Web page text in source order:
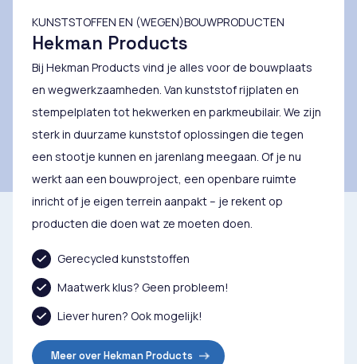
KUNSTSTOFFEN EN (WEGEN)BOUWPRODUCTEN
Hekman Products
Bij Hekman Products vind je alles voor de bouwplaats
en wegwerkzaamheden. Van kunststof rijplaten en
stempelplaten tot hekwerken en parkmeubilair. We zijn
sterk in duurzame kunststof oplossingen die tegen
een stootje kunnen en jarenlang meegaan. Of je nu
werkt aan een bouwproject, een openbare ruimte
inricht of je eigen terrein aanpakt – je rekent op
producten die doen wat ze moeten doen.
Gerecycled kunststoffen
Maatwerk klus? Geen probleem!
Liever huren? Ook mogelijk!
Meer over Hekman Products